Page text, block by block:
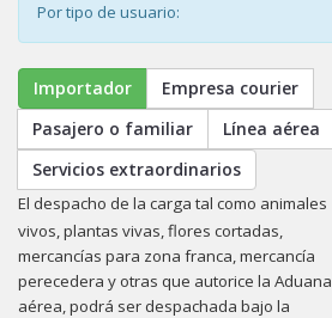
Por tipo de usuario:
Importador
Empresa courier
Pasajero o familiar
Línea aérea
Servicios extraordinarios
El despacho de la carga tal como animales
vivos, plantas vivas, flores cortadas,
mercancías para zona franca, mercancía
perecedera y otras que autorice la Aduana
aérea, podrá ser despachada bajo la